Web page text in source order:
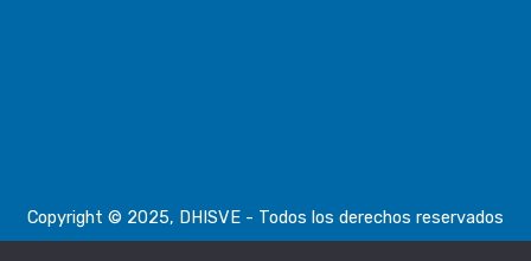
Copyright © 2025, DHISVE - Todos los derechos reservados